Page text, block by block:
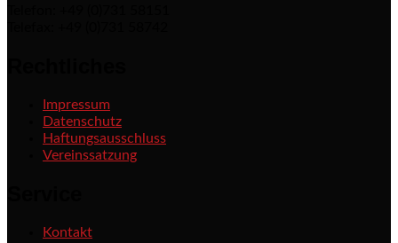
Impressum
Datenschutz
Haftungsausschluss
Vereinssatzung
Kontakt